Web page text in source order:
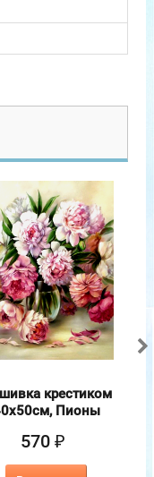
крестиком
Пионы
570 ₽